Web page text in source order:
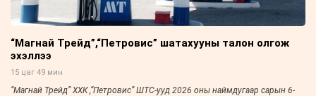
“Магнай Трейд”,“Петровис” шатахууны талон олгож
эхэллээ
15 цаг 49 мин
“Магнай Трейд” ХХК ,“Петровис” ШТС-ууд 2026 оны наймдугаар сарын 6-